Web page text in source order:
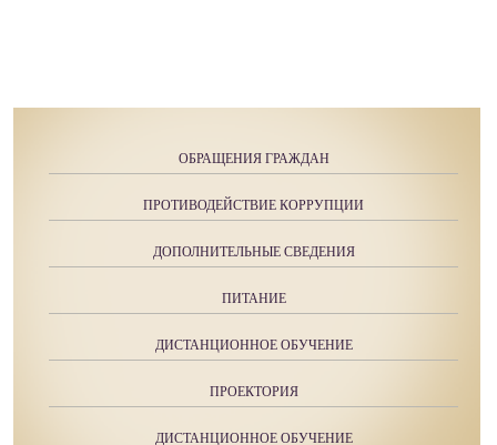
ОБРАЩЕНИЯ ГРАЖДАН
ПРОТИВОДЕЙСТВИЕ КОРРУПЦИИ
ДОПОЛНИТЕЛЬНЫЕ СВЕДЕНИЯ
ПИТАНИЕ
ДИСТАНЦИОННОЕ ОБУЧЕНИЕ
ПРОЕКТОРИЯ
ДИСТАНЦИОННОЕ ОБУЧЕНИЕ